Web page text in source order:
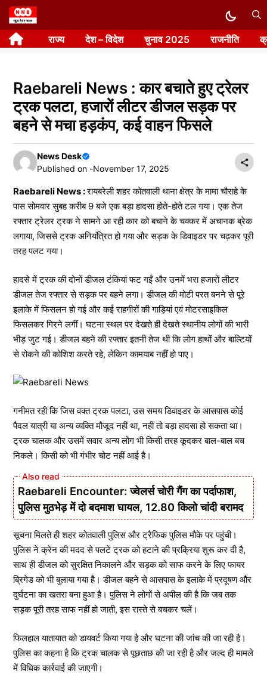
Skip
to
content राज्य देश – विदेश चुनाव 2025 राजनीति
Raebareli News : कार बचाते हुए ट्रेलर
ट्रक पलटा, हजारों लीटर डीजल सड़क पर
बहने से मचा हड़कंप, कई वाहन फिसले
News Desk
Published on -November 17, 2025
Raebareli News :रायबरेली शहर कोतवाली थाना क्षेत्र के मामा चौराहे के
पास सोमवार सुबह करीब 9 बजे एक बड़ा हादसा होते-होते टल गया। एक तेज
रफ्तार ट्रेलर ट्रक ने सामने आ रही कार को बचाने के चक्कर में अचानक ब्रेक
लगाया, जिससे ट्रक अनियंत्रित हो गया और सड़क के डिवाइडर पर चढ़कर पूरी
तरह पलट गया।
हादसे में ट्रक की दोनों डीजल टंकियां फट गईं और उनमें भरा हजारों लीटर
डीजल तेज रफ्तार से सड़क पर बहने लगा। डीजल की मोटी परत बनने से पूरे
इलाके में फिसलन हो गई और कई राहगीरों की गाड़ियां एवं मोटरसाइकिल
फिसलकर गिरने लगीं। घटना स्थल पर देखते ही देखते स्थानीय लोगों की भारी
भीड़ जुट गई। डीजल बहने की रफ्तार इतनी तेज थी कि लोग हाथों और बाल्टियों
से रोकने की कोशिश करते रहे, लेकिन कामयाब नहीं हो पाए।
गनीमत रही कि जिस वक्त ट्रक पलटा, उस समय डिवाइडर के आसपास कोई
पैदल यात्री या अन्य व्यक्ति मौजूद नहीं था, नहीं तो बड़ा हादसा हो सकता था।
ट्रक चालक और उसमें सवार अन्य लोग भी किसी तरह कूदकर बाल-बाल बच
निकले। किसी को भी गंभीर चोट नहीं आई है।
Raebareli Encounter: ज्वेलर्स चोरी गैंग का पर्दाफाश,
पुलिस मुठभेड़ में दो बदमाश घायल, 12.80 किलो चांदी बरामद
सूचना मिलते ही शहर कोतवाली पुलिस और ट्रैफिक पुलिस मौके पर पहुंची।
पुलिस ने क्रेन की मदद से पलटे ट्रक को हटाने की प्रक्रिया शुरू कर दी है,
साथ ही डीजल को सुरक्षित निकालने और सड़क को साफ करने के लिए फायर
ब्रिगेड को भी बुलाया गया है। डीजल बहने से आसपास के इलाके में प्रदूषण और
दुर्घटना का खतरा बना हुआ है। पुलिस ने लोगों से अपील की है कि जब तक
सड़क पूरी तरह साफ नहीं हो जाती, इस रास्ते से बचकर चलें।
फिलहाल यातायात को डायवर्ट किया गया है और घटना की जांच की जा रही है।
पुलिस का कहना है कि ट्रक चालक से पूछताछ की जा रही है और जल्द ही मामले
में विधिक कार्रवाई की जाएगी।